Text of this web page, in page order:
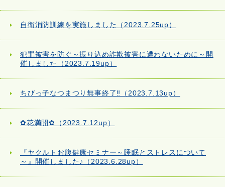
自衛消防訓練を実施しました（2023.7.25up）
犯罪被害を防ぐ～振り込め詐欺被害に遭わないために～開
催しました（2023.7.19up）
ちびっ子なつまつり無事終了‼（2023.7.13up）
✿花満開✿（2023.7.12up）
『ヤクルトお腹健康セミナー～睡眠とストレスについて
～』開催しました♪（2023.6.28up）